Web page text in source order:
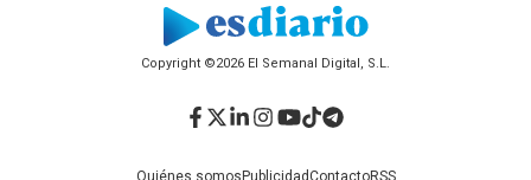
Copyright ©2026 El Semanal Digital, S.L.
Quiénes somosPublicidadContactoRSS
Facebook
Twitter
LinkedIn
Instagram
YouTube
TikTok
Telegram